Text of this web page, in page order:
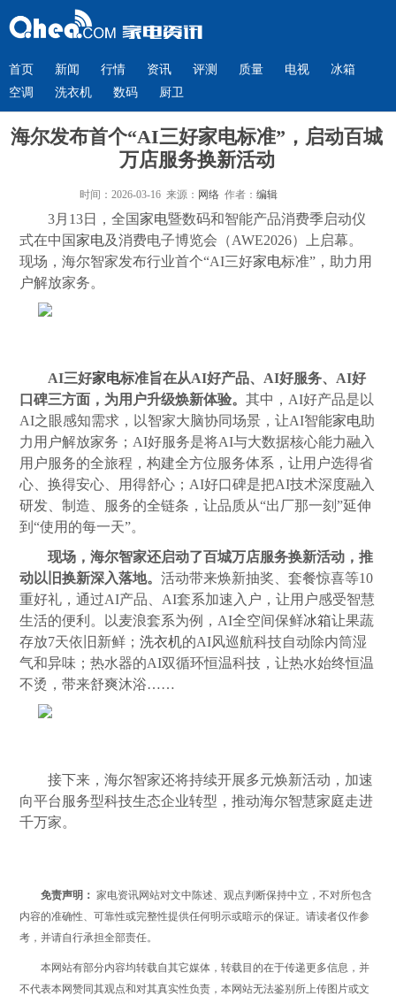
首页 新闻 行情 资讯 评测 质量 电视
冰箱
空调
洗衣机 数码 厨卫
海尔发布首个“AI三好家电标准”，启动百城
万店服务换新活动
时间：2026-03-16 来源： 网络作者： 编辑
3月13日，全国 家电暨数码和智能产品消费季启动仪
式在中国 家电及消费电子博览会（AWE2026）上启幕。
现场，海尔智家发布行业首个“AI三好家电标准”，助力用
户解放家务。
AI三好家电标准旨在从AI好产品、AI好服务、AI好
口碑三方面，为用户升级焕新体验。其中，AI好产品是以
AI之眼感知需求，以智家大脑协同场景，让AI智能家电助
力用户解放家务；AI好服务是将AI与大数据核心能力融入
用户服务的全旅程，构建全方位服务体系，让用户选得省
心、换得安心、用得舒心；AI好口碑是把AI技术深度融入
研发、制造、服务的全链条，让品质从“出厂那一刻”延伸
到“使用的每一天”。
现场，海尔智家还启动了百城万店服务换新活动，推
动以旧换新深入落地。活动带来焕新抽奖、套餐惊喜等10
重好礼，通过AI产品、AI套系加速入户，让用户感受智慧
生活的便利。以麦浪套系为例，AI全空间保鲜冰箱让果蔬
存放7天依旧新鲜；洗衣机的AI风巡航科技自动除内筒湿
气和异味；热水器的AI双循环恒温科技，让热水始终恒温
不烫，带来舒爽沐浴……
接下来，海尔智家还将持续开展多元焕新活动，加速
向平台服务型科技生态企业转型，推动海尔智慧家庭走进
千万家。
免责声明： 家电资讯网站对文中陈述、观点判断保持中立，不对所包含
内容的准确性、可靠性或完整性提供任何明示或暗示的保证。请读者仅作参
考，并请自行承担全部责任。
本网站有部分内容均转载自其它媒体，转载目的在于传递更多信息，并
不代表本网赞同其观点和对其真实性负责，本网站无法鉴别所上传图片或文